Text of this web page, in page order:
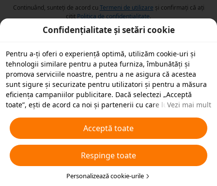
Continuând, sunteți de acord cu Termeni de utilizare și confirmați că ați
citit Politica de confidențialitate.
Confidențialitate și setări cookie
Pentru a-ți oferi o experiență optimă, utilizăm cookie-uri și
tehnologii similare pentru a putea furniza, îmbunătăți și
promova serviciile noastre, pentru a ne asigura că acestea
sunt sigure și securizate pentru utilizatori și pentru a măsura
eficiența campaniilor publicitare. Dacă selectezi „Acceptă
toate”, ești de acord ca noi și partenerii cu care lucrăm să
scopuri publicitare. De asemenea, poți „Respinge toate”
cookie-urile neesențiale sau poți alege ce tipuri de cookie-uri
dorești să accepți sau să dezactivezi, printr-un clic mai jos pe
„Personalizare cookie-uri” sau în orice moment în setările de
confidențialitate. Pentru mai multe detalii, veziPolitica noastră
privind cookie-urile și tehnologiile similare .
Vezi mai mult
Acceptă toate
Respinge toate
Personalizează cookie-urile